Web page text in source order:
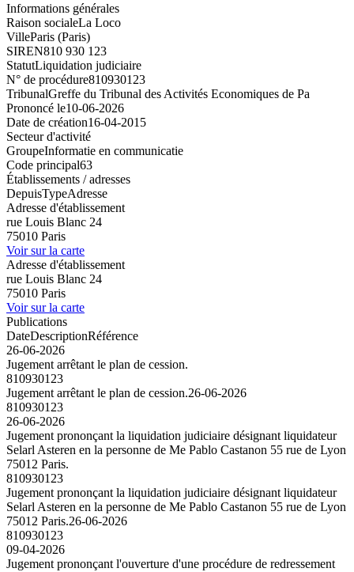
Informations générales
Raison socialeLa Loco
VilleParis (Paris)
SIREN810 930 123
StatutLiquidation judiciaire
N° de procédure810930123
TribunalGreffe du Tribunal des Activités Economiques de Pa
Prononcé le10-06-2026
Date de création16-04-2015
Secteur d'activité
GroupeInformatie en communicatie
Code principal63
Établissements / adresses
DepuisTypeAdresse
Adresse d'établissement
rue Louis Blanc 24
75010 Paris
Voir sur la carte
Adresse d'établissement
rue Louis Blanc 24
75010 Paris
Voir sur la carte
Publications
DateDescriptionRéférence
26-06-2026
Jugement arrêtant le plan de cession.
810930123
Jugement arrêtant le plan de cession.26-06-2026
810930123
26-06-2026
Jugement prononçant la liquidation judiciaire désignant liquidateur
Selarl Asteren en la personne de Me Pablo Castanon 55 rue de Lyon
75012 Paris.
810930123
Jugement prononçant la liquidation judiciaire désignant liquidateur
Selarl Asteren en la personne de Me Pablo Castanon 55 rue de Lyon
75012 Paris.26-06-2026
810930123
09-04-2026
Jugement prononçant l'ouverture d'une procédure de redressement